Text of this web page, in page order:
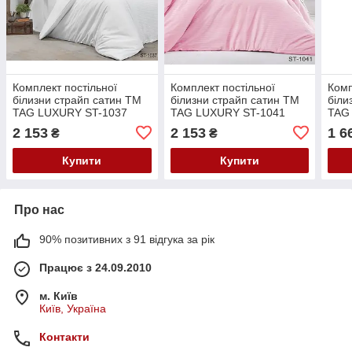
Комплект постільної
білизни страйп сатин TM
TAG LUXURY ST-1037
2 153 ₴
Купити
Комплект постільної
білизни страйп сатин TM
TAG LUXURY ST-1041
2 153₴
Купити
1
Про нас
90% позитивних з 91 відгука за рік
Працює з 24.09.2010
м. Київ
Київ, Україна
Контакти